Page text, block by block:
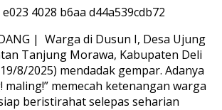
| Warga di Dusun I, Desa Ujung
Tanjung Morawa, Kabupaten Deli
8/2025) mendadak gempar. Adanya
maling!” memecah ketenangan warga
beristirahat selepas seharian